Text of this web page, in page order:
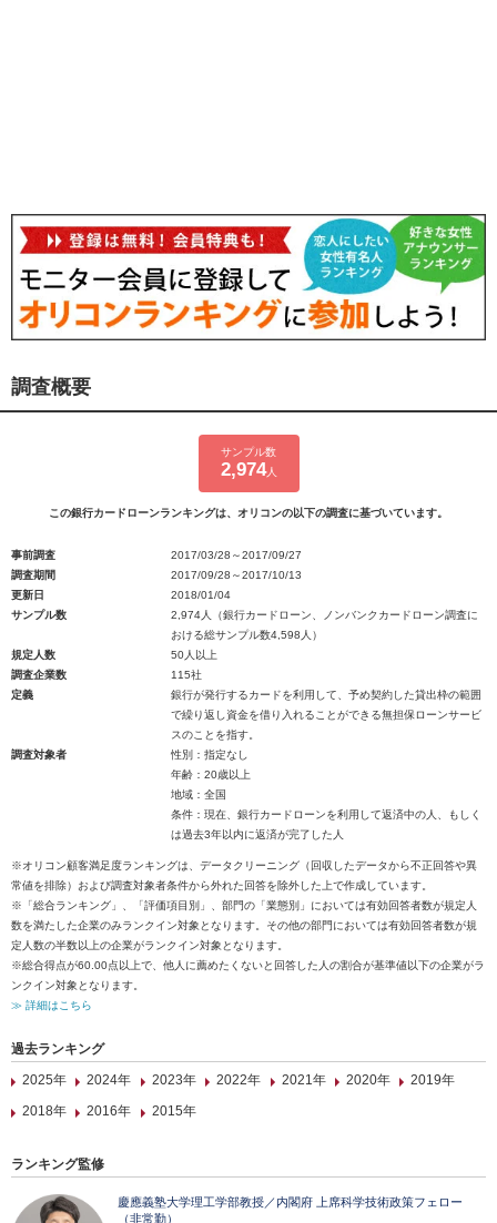
調査概要
サンプル数
2,974人
この銀行カードローンランキングは、オリコンの以下の調査に基づいています。
事前調査
2017/03/28～2017/09/27
調査期間
2017/09/28～2017/10/13
更新日
2018/01/04
サンプル数
2,974人（銀行カードローン、ノンバンクカードローン調査に
おける総サンプル数4,598人）
規定人数
50人以上
調査企業数
115社
定義
銀行が発行するカードを利用して、予め契約した貸出枠の範囲
で繰り返し資金を借り入れることができる無担保ローンサービ
スのことを指す。
調査対象者
性別：指定なし
年齢：20歳以上
地域：全国
条件：現在、銀行カードローンを利用して返済中の人、もしく
は過去3年以内に返済が完了した人
※オリコン顧客満足度ランキングは、データクリーニング（回収したデータから不正回答や異
常値を排除）および調査対象者条件から外れた回答を除外した上で作成しています。
※「総合ランキング」、「評価項目別」、部門の「業態別」においては有効回答者数が規定人
数を満たした企業のみランクイン対象となります。その他の部門においては有効回答者数が規
定人数の半数以上の企業がランクイン対象となります。
※総合得点が60.00点以上で、他人に薦めたくないと回答した人の割合が基準値以下の企業がラ
ンクイン対象となります。
≫ 詳細はこちら
過去ランキング
2025年
2024年 2023年 2022年 2021年 2020年
2019年
2018年
2016年 2015年
ランキング監修
慶應義塾大学理工学部教授／内閣府 上席科学技術政策フェロー
（非常勤）